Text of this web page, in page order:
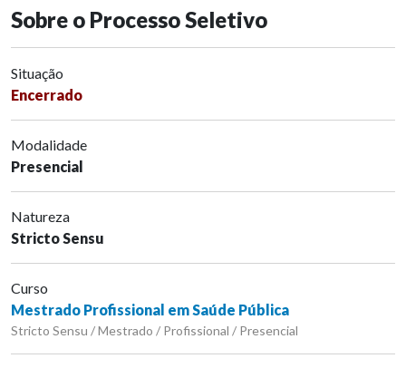
Sobre o Processo Seletivo
Situação
Encerrado
Modalidade
Presencial
Natureza
Stricto Sensu
Curso
Mestrado Profissional em Saúde Pública
Stricto Sensu / Mestrado / Profissional / Presencial